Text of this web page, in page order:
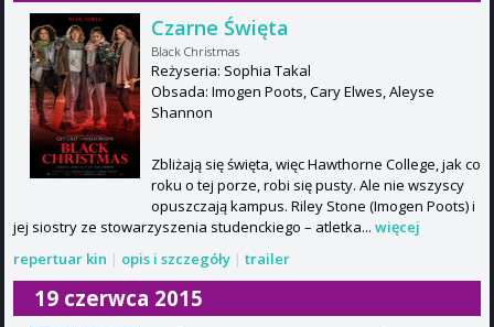
Czarne Święta
Black Christmas
Reżyseria: Sophia Takal
Obsada: Imogen Poots, Cary Elwes, Aleyse
Shannon
Zbliżają się święta, więc Hawthorne College, jak co
roku o tej porze, robi się pusty. Ale nie wszyscy
opuszczają kampus. Riley Stone (Imogen Poots) i
jej siostry ze stowarzyszenia studenckiego – atletka... więcej
repertuar kin | opis i szczegóły | trailer
19 czerwca 2015